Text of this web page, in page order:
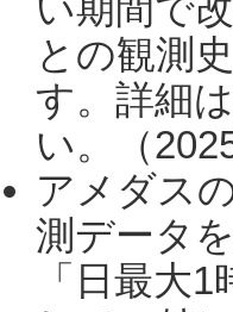
との観測
す。詳細は
い。（
アメダス
測データ
「日最大